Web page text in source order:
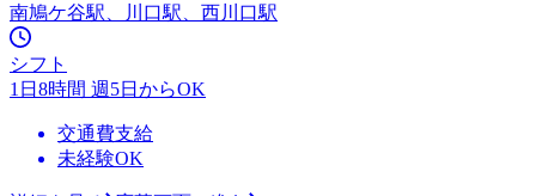
南鳩ケ谷駅、川口駅、西川口駅
シフト
1日8時間 週5日からOK
交通費支給
未経験OK